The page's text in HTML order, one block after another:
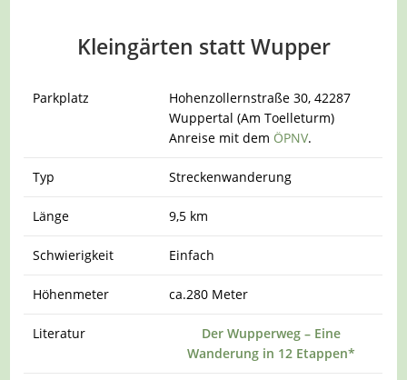
Kleingärten statt Wupper
Parkplatz
Hohenzollernstraße 30, 42287
Wuppertal (Am Toelleturm)
Anreise mit dem ÖPNV.
Typ Streckenwanderung
Länge 9,5 km
Schwierigkeit Einfach
Höhenmeter ca.280 Meter
Literatur
Der Wupperweg – Eine
Wanderung in 12 Etappen*